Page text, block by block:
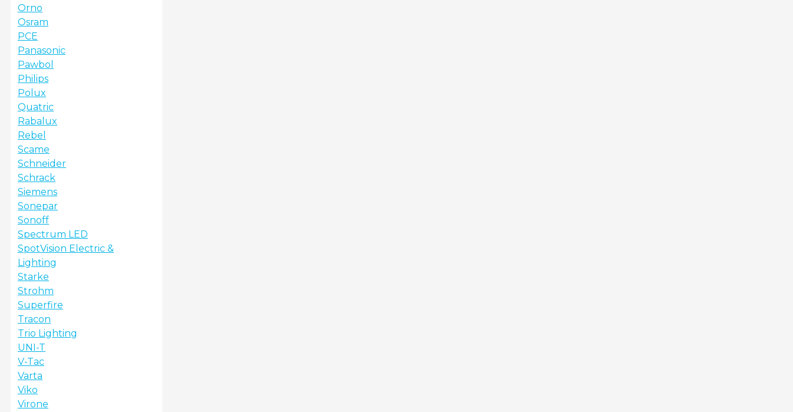
Orno
Osram
PCE
Panasonic
Pawbol
Philips
Polux
Quatric
Rabalux
Rebel
Scame
Schneider
Schrack
Siemens
Sonepar
Sonoff
Spectrum LED
SpotVision Electric &
Lighting
Starke
Strohm
Superfire
Tracon
Trio Lighting
UNI-T
V-Tac
Varta
Viko
Virone